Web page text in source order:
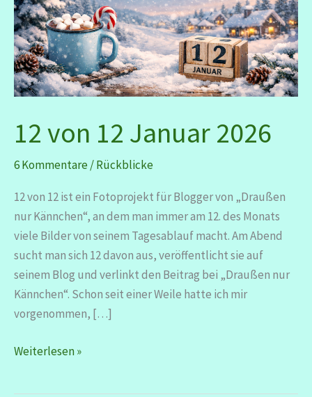
12 von 12 Januar 2026
6 Kommentare/Rückblicke
12 von 12 ist ein Fotoprojekt für Blogger von „Draußen
nur Kännchen“, an dem man immer am 12. des Monats
viele Bilder von seinem Tagesablauf macht. Am Abend
sucht man sich 12 davon aus, veröffentlicht sie auf
seinem Blog und verlinkt den Beitrag bei „Draußen nur
Kännchen“. Schon seit einer Weile hatte ich mir
vorgenommen, […]
12
Weiterlesen »